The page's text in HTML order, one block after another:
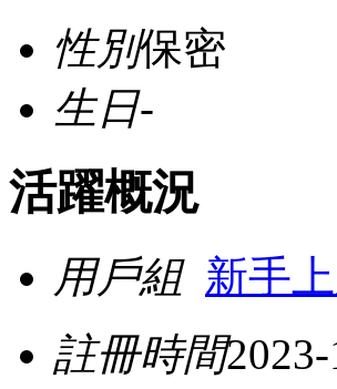
性別保密
生日-
活躍概況
用戶組 新手
註冊時間